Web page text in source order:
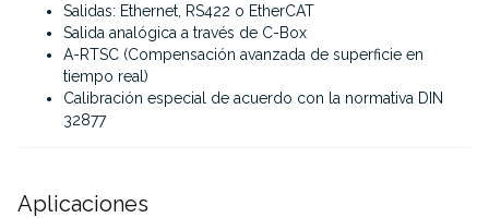
Salidas: Ethernet, RS422 o EtherCAT
Salida analógica a través de C-Box
A-RTSC (Compensación avanzada de superficie en
tiempo real)
Calibración especial de acuerdo con la normativa DIN
32877
Aplicaciones